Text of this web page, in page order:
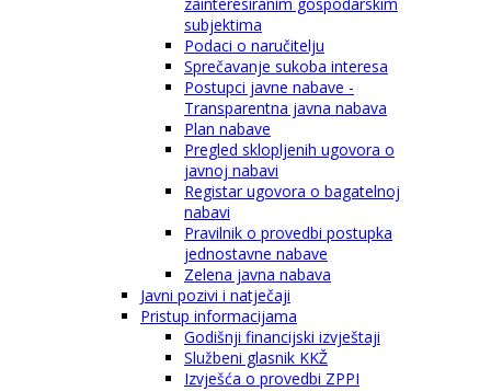
subjektima
Podaci o naručitelju
Sprečavanje sukoba interesa
Postupci javne nabave -
Transparentna javna nabava
Plan nabave
Pregled sklopljenih ugovora o
javnoj nabavi
Registar ugovora o bagatelnoj
nabavi
Pravilnik o provedbi postupka
jednostavne nabave
Zelena javna nabava
Javni pozivi i natječaji
Pristup informacijama
Godišnji financijski izvještaji
Službeni glasnik KKŽ
Izvješća o provedbi ZPPI